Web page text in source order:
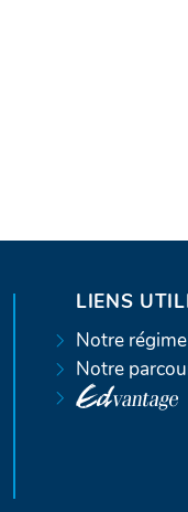
LIENS
Notre régime
Notre